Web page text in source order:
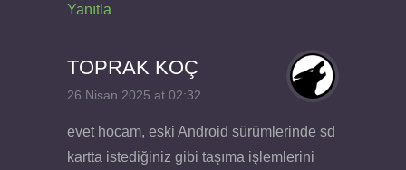
Yanıtla
TOPRAK KOÇ
26 Nisan 2025 at 02:32
evet hocam, eski Android sürümlerinde sd
kartta istediğiniz gibi taşıma işlemlerini